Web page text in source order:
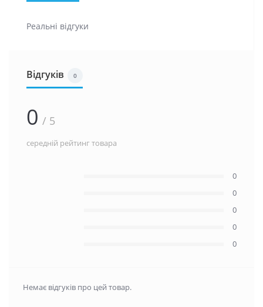
Реальні відгуки
Відгуків 0
0 / 5
середній рейтинг товара
0
0
0
0
0
Немає відгуків про цей товар.